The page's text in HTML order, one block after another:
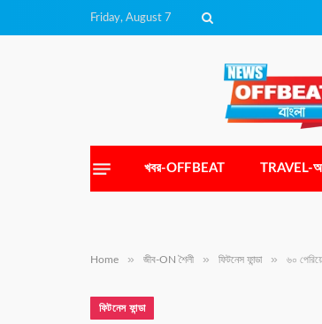
Friday, August 7
খবর-OFFBEAT TRAVEL-
Home » জীব-ON শৈলী » ফিটনেস ফান্ডা » ৬০
ফিটনেস ফান্ডা